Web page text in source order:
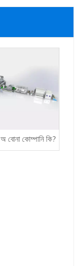
বোনা কোম্পানি কি?